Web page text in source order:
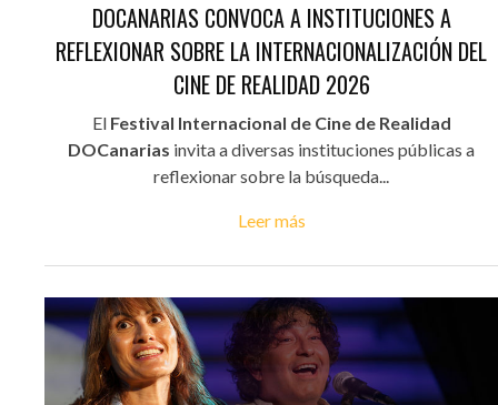
DOCANARIAS CONVOCA A INSTITUCIONES A
REFLEXIONAR SOBRE LA INTERNACIONALIZACIÓN DEL
CINE DE REALIDAD 2026
El Festival Internacional de Cine de Realidad
DOCanarias invita a diversas instituciones públicas a
reflexionar sobre la búsqueda...
Leer más